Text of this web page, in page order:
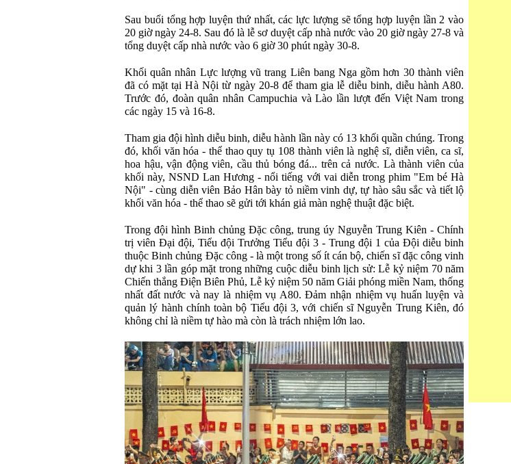
Sau buổi tổng hợp luyện thứ nhất, các lực lượng sẽ tổng hợp luyện lần 2 vào
20 giờ ngày 24-8. Sauđó là lễ sơ duyệt cấp nhà nước vào 20 giờ ngày 27-8 và
tổng duyệt cấp nhà nước vào 6 giờ 30 phút ngày 30-8.
Khối quân nhân Lực lượng vũ trang Liên bang Nga gồm hơn 30 thành viên
đã có mặt tại Hà Nội từ ngày 20-8để tham gia lễ diễu binh, diễu hành A80.
Trước đó, đoàn quân nhân Campuchia và Lào lần lượt đến Việt Nam trong
các ngày 15 và 16-8.
Tham giađội hình diễu binh, diễu hành lần này có 13 khối quần chúng. Trong
đó, khối văn hóa - thể thao quy tụ 108 thành viên là nghệ sĩ, diễn viên, ca sĩ,
hoa hậu, vận động viên, cầu thủ bóngđá... trên cả nước. Là thành viên của
khối này, NSND Lan Hương - nổi tiếng với vai diễn trong phim "Em bé Hà
Nội" - cùng diễn viên Bảo Hân bày tỏ niềm vinh dự, tự hào sâu sắc và tiết lộ
khối văn hóa - thể thao sẽ gửi tới khán giả màn nghệ thuậtđặc biệt.
Trong đội hình Binh chủng Đặc công, trung úy Nguyễn Trung Kiên - Chính
trị viên Đại đội, Tiểu đội Trưởng Tiểu đội 3 - Trung đội 1 của Đội diễu binh
thuộc Binh chủng Đặc công - là một trong số ít cán bộ, chiến sĩ đặc công vinh
dự khi 3 lần góp mặt trong những cuộc diễu binh lịch sử: Lễ kỷ niệm 70 năm
Chiến thắng Điện Biên Phủ, Lễ kỷ niệm 50 năm Giải phóng miền Nam, thống
nhất đất nước và nay là nhiệm vụ A80.Đảm nhận nhiệm vụ huấn luyện và
quản lý hành chính toàn bộ Tiểu đội 3, với chiến sĩ Nguyễn Trung Kiên,đó
không chỉ là niềm tự hào mà còn là trách nhiệm lớn lao.